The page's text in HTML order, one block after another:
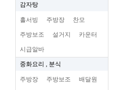
감자탕
홀서빙 주방장 찬모
주방보조 설거지 카운터
시급알바
중화요리 , 분식
주방장 주방보조 배달원